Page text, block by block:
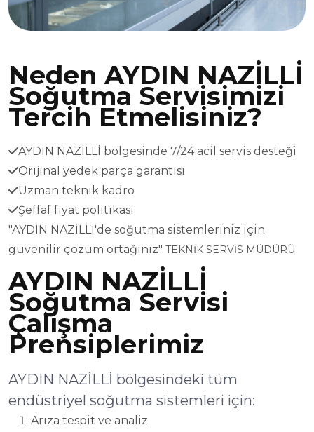
Neden AYDIN NAZİLLİ
Soğutma Servisimizi
Tercih Etmelisiniz?
AYDIN NAZİLLİ bölgesinde 7/24 acil servis desteği
Orijinal yedek parça garantisi
Uzman teknik kadro
Şeffaf fiyat politikası
"AYDIN NAZİLLİ'de soğutma sistemleriniz için
güvenilir çözüm ortağınız" TEKNİK SERVİS MÜDÜRÜ
AYDIN NAZİLLİ
Soğutma Servisi
Çalışma
Prensiplerimiz
AYDIN NAZİLLİ bölgesindeki tüm
endüstriyel soğutma sistemleri için:
Arıza tespit ve analiz